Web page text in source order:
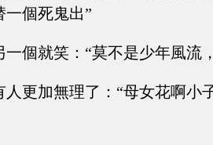
一個死鬼出”
一個就笑：“莫不是少年風流
人更加無理了：“母女花啊小